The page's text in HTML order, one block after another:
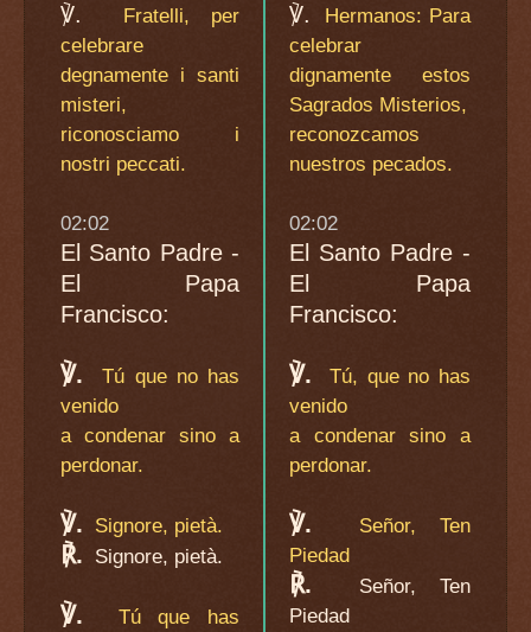
℣.
Fratelli, per
celebrare
degnamente i santi
misteri,
riconosciamo i
nostri peccati.
02:02
El Santo Padre -
El Papa
Francisco:
℣.
Tú que no has
venido
a condenar sino a
perdonar.
℣. Signore, pietà.
℟. Signore, pietà.
℣.
Tú que has
℣.
Hermanos: Para
celebrar
dignamente estos
Sagrados Misterios,
reconozcamos
nuestros pecados.
02:02
El Santo Padre -
El Papa
Francisco:
℣.
Tú, que no has
venido
a condenar sino a
perdonar.
℣.
Señor, Ten
Piedad
℟.
Señor, Ten
Piedad